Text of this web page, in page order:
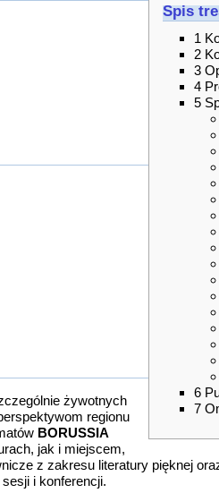
Spis
1
2
3
4
5
6
7
żywotnych
regionu
BORUSSIA
jak i miejscem,
z zakresu literatury pięknej
i konferencji.